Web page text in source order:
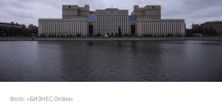
Фото: «БИЗНЕС Online»